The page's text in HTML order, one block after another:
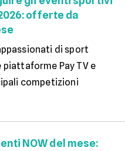
offerte da
di sport
Pay TV e
competizioni
NOW del mese: